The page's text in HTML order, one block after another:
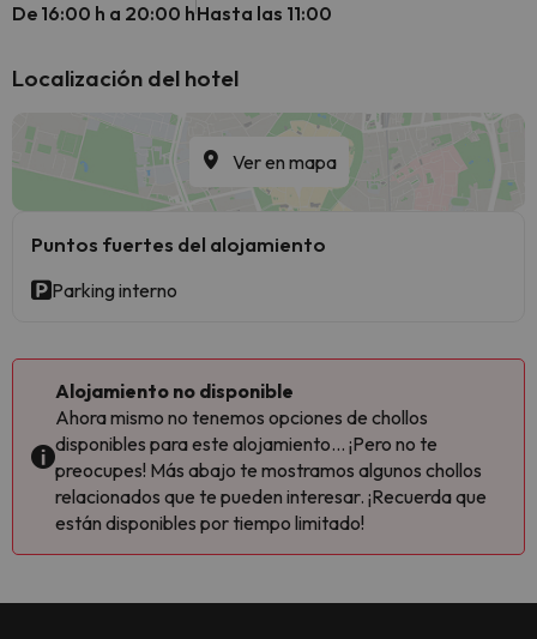
De 16:00 h a 20:00 hHasta las 11:00
Localización del hotel
Ver en mapa
Puntos fuertes del alojamiento
Parking interno
Alojamiento no disponible
Ahora mismo no tenemos opciones de chollos
disponibles para este alojamiento... ¡Pero no te
preocupes! Más abajo te mostramos algunos chollos
relacionados que te pueden interesar. ¡Recuerda que
están disponibles por tiempo limitado!